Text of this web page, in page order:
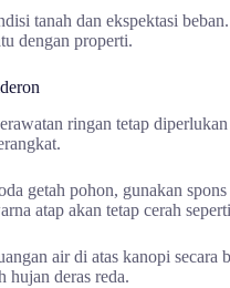
tanah dan ekspektasi
dengan properti.
ringan tetap
getah pohon, gunakan
atap akan tetap cerah
air di atas kanopi
hujan deras reda.